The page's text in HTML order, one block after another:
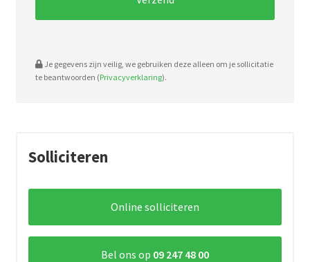
Je gegevens zijn veilig, we gebruiken deze alleen om je sollicitatie
te beantwoorden (Privacyverklaring).
Solliciteren
Online solliciteren
Bel ons op 09 247 48 00